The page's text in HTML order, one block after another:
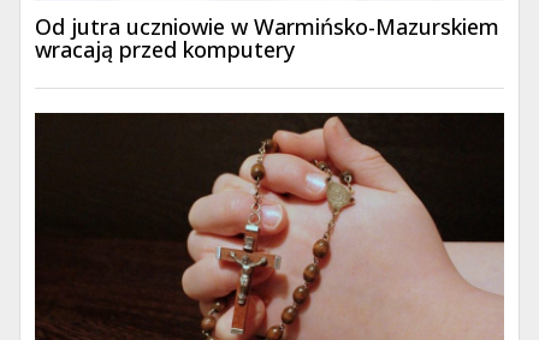
Od jutra uczniowie w Warmińsko-Mazurskiem
wracają przed komputery